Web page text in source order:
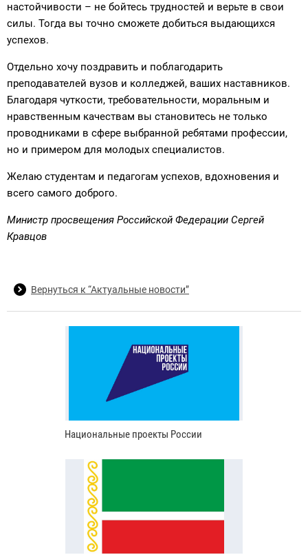
настойчивости – не бойтесь трудностей и верьте в свои
силы. Тогда вы точно сможете добиться выдающихся
успехов.
Отдельно хочу поздравить и поблагодарить
преподавателей вузов и колледжей, ваших наставников.
Благодаря чуткости, требовательности, моральным и
нравственным качествам вы становитесь не только
проводниками в сфере выбранной ребятами профессии,
но и примером для молодых специалистов.
Желаю студентам и педагогам успехов, вдохновения и
всего самого доброго.
Министр просвещения Российской Федерации Сергей
Кравцов
Вернуться к “Актуальные новости”
Национальные проекты России